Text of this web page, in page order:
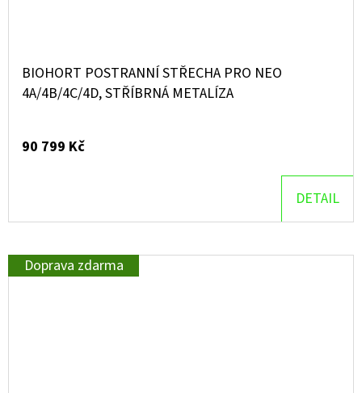
BIOHORT POSTRANNÍ STŘECHA PRO NEO
4A/4B/4C/4D, STŘÍBRNÁ METALÍZA
90 799 Kč
DETAIL
Doprava zdarma